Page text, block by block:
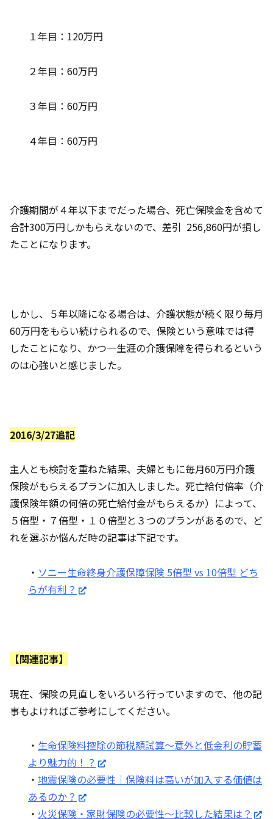
１年目：120万円
２年目：60万円
３年目：60万円
４年目：60万円
介護期間が４年以下までだった場合、死亡保険金を含めて
合計300万円しかもらえないので、差引 256,860円が損し
たことになります。
しかし、５年以降になる場合は、介護状態が続く限り毎月
60万円をもらい続けられるので、保険という意味では得
したことになり、かつ一生涯の介護保障を得られるという
のは心強いと感じました。
2016/3/27追記
主人とも検討を重ねた結果、夫婦ともに毎月60万円介護
保険がもらえるプランに加入しました。死亡給付倍率（介
護保険年額の何倍の死亡給付金がもらえるか）によって、
５倍型・７倍型・１０倍型と３つのプランがあるので、ど
れを選ぶか悩んだ時の記事は下記です。
・ ソニー生命終身介護保障保険 5倍型 vs 10倍型 どち
らが有利？
【関連記事】
現在、保険の見直しをいろいろ行っていますので、他の記
事もよければご参考にしてください。
・ 生命保険料控除の節税額試算～意外と低金利の貯蓄
より魅力的！？
・ 地震保険の必要性｜保険料は高いが加入する価値は
あるのか？
・ 火災保険・家財保険の必要性～比較した結果は？